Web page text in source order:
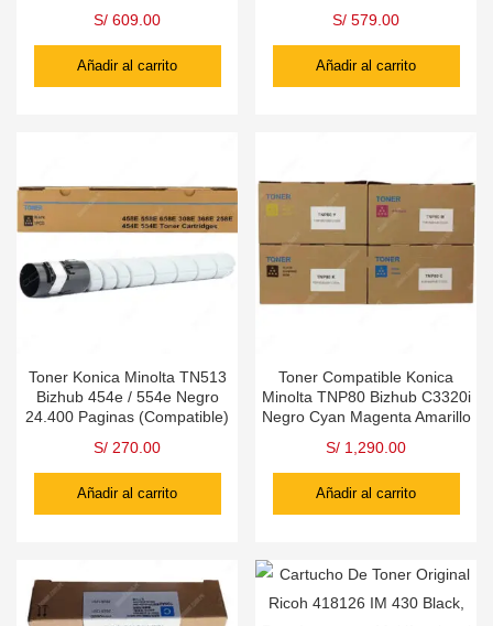
S/ 609.00
Añadir al carrito
S/ 579.00
Añadir al carrito
Toner Konica Minolta TN513
Bizhub 454e / 554e Negro
24.400 Paginas (Compatible)
S/ 270.00
Añadir al carrito
Toner Compatible Konica
Minolta TNP80 Bizhub C3320i
Negro Cyan Magenta Amarillo
S/ 1,290.00
Añadir al carrito